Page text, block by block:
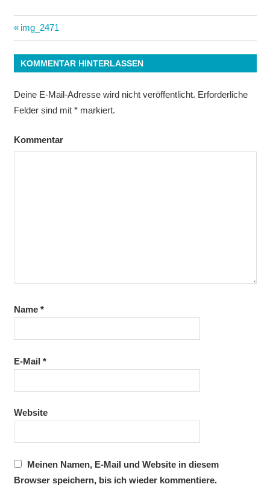
Beitrags-
Navigation
Vorheriger
Beitrag:
img_2471
KOMMENTAR HINTERLASSEN
Deine E-Mail-Adresse wird nicht veröffentlicht. Erforderliche
Felder sind mit *markiert.
Kommentar
Name *
E-Mail *
Website
Meinen Namen, E-Mail und Website in diesem
Browser speichern, bis ich wieder kommentiere.